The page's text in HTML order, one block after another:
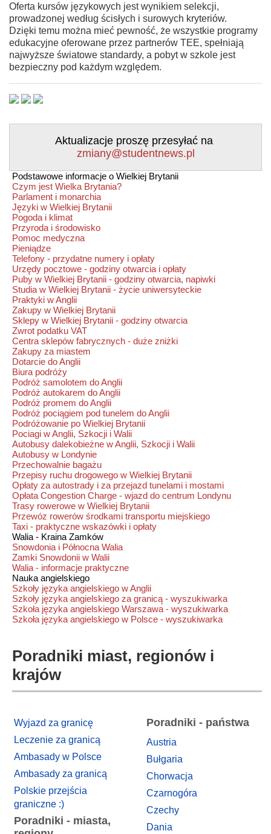
Oferta kursów językowych jest wynikiem selekcji,
prowadzonej według ścisłych i surowych kryteriów.
Dzięki temu można mieć pewność, że wszystkie programy
edukacyjne oferowane przez partnerów TEE, spełniają
najwyższe światowe standardy, a pobyt w szkole jest
bezpieczny pod każdym względem.
Aktualizacje proszę przesyłać na
zmiany@studentnews.pl
Podstawowe informacje o Wielkiej Brytanii
Czym jest Wielka Brytania?
Parlament i monarchia
Języki w Wielkiej Brytanii
Pogoda i klimat
Przyroda i środowisko
Pomoc medyczna
Pieniądze
Telefony - przydatne numery i opłaty
Urzędy pocztowe - godziny otwarcia i opłaty
Puby w Wielkiej Brytanii - godziny otwarcia, napiwki
Studia w Wielkiej Brytanii - życie uniwersyteckie
Praktyki w Anglii
Zakupy w Wielkiej Brytanii
Sklepy w Wielkiej Brytanii - godziny otwarcia
Zwrot podatku VAT
Centra sklepów fabrycznych - duże zniżki
Zakupy za miastem
Dotarcie do Anglii
Biura podróży
Podróż samolotem do Anglii
Podróż autokarem do Anglii
Podróż promem do Anglii
Podróż pociągiem pod tunelem do Anglii
Podróżowanie po Wielkiej Brytanii
Pociagi w Anglii, Szkocji i Walii
Autobusy dalekobieżne w Anglii, Szkocji i Walii
Autobusy w Londynie
Przechowalnie bagażu
Przepisy ruchu drogowego w Wielkiej Brytanii
Opłaty za autostrady i za przejazd tunelami i mostami
Opłata Congestion Charge - wjazd do centrum Londynu
Trasy rowerowe w Wielkiej Brytanii
Przewóz rowerów środkami transportu miejskiego
Taxi - praktyczne wskazówki i opłaty
Walia - Kraina Zamków
Snowdonia i Północna Walia
Zamki Snowdonii w Walii
Walia - informacje praktyczne
Nauka angielskiego
Szkoły języka angielskiego w Anglii
Szkoły języka angielskiego za granicą - wyszukiwarka
Szkoła języka angielskiego Warszawa - wyszukiwarka
Szkoła języka angielskiego w Polsce - wyszukiwarka
Poradniki miast, regionów i
krajów
Wyjazd za granicę
Leczenie za granicą
Ambasady w Polsce
Ambasady za granicą
Polskie przejścia
graniczne :)
Poradniki - miasta,
Poradniki - państwa
Austria
Bułgaria
Chorwacja
Czarnogóra
Czechy
Dania